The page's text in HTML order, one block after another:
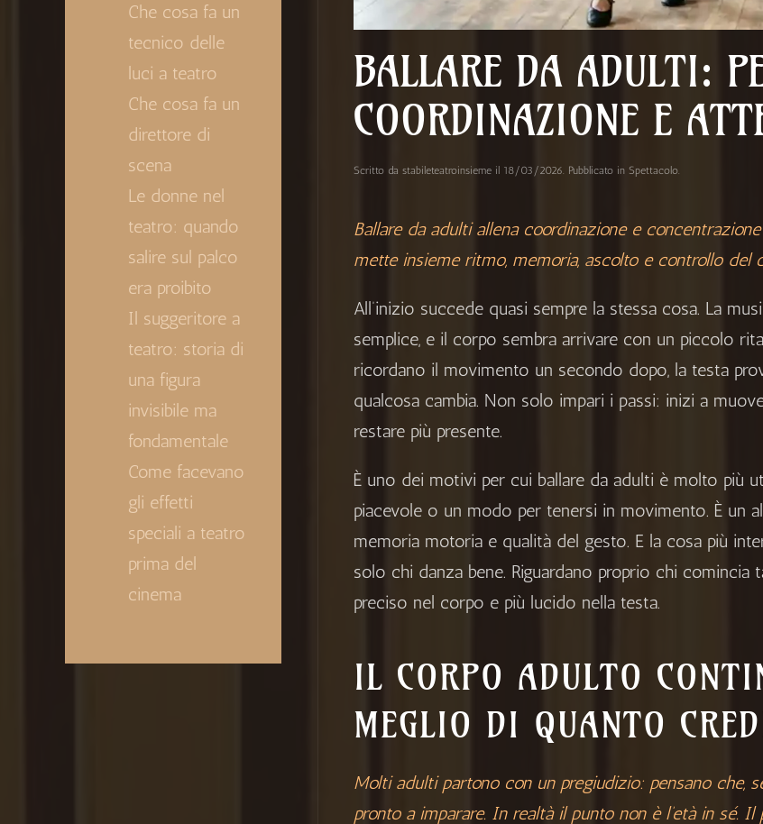
BALLARE DA ADULTI:
COORDINAZIONE E
Scritto da stabileteatroinsieme il 18/03/2026. Pubblicato in Spettacolo.
Ballare da adulti allena coordinazione e
mette insieme ritmo, memoria, ascolto e controllo del
All’inizio succede quasi sempre la stessa cosa. La
semplice, e il corpo sembra arrivare con un piccolo
ricordano il movimento un secondo dopo, la testa
qualcosa cambia. Non solo impari i passi: inizi a
restare più presente.
È uno dei motivi per cui ballare da adulti è molto più
piacevole o un modo per tenersi in movimento. È un
memoria motoria e qualità del gesto. E la cosa più
solo chi danza bene. Riguardano proprio chi
preciso nel corpo e più lucido nella testa.
IL CORPO ADULTO
MEGLIO DI QUANTO
Molti adulti partono con un pregiudizio: pensano che,
pronto a imparare. In realtà il punto non è l’età in sé.
Che cosa fa un
tecnico delle
luci a teatro
Che cosa fa un
direttore di
scena
Le donne nel
teatro: quando
salire sul palco
era proibito
Il suggeritore a
teatro: storia di
una figura
invisibile ma
fondamentale
Come facevano
gli effetti
speciali a teatro
prima del
cinema